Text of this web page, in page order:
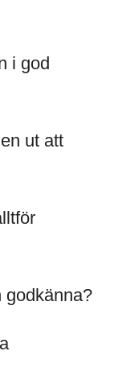
i god
ut att
godkänna?